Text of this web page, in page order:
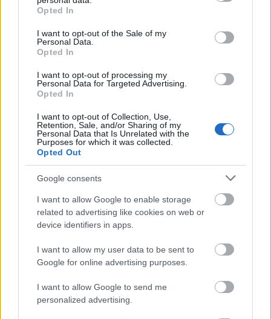
grant or deny consent to Google and its third-party tags to
use your data for below specified purposes in below Google
consent section.
Opted In
I want to opt-out of the Sale of my
Personal Data.
Opted In
I want to opt-out of processing my
Personal Data for Targeted Advertising.
Opted In
I want to opt-out of Collection, Use,
Retention, Sale, and/or Sharing of my
Personal Data that Is Unrelated with the
Purposes for which it was collected.
Opted Out
Google consents
I want to allow Google to enable storage
related to advertising like cookies on web or
device identifiers in apps.
I want to allow my user data to be sent to
Google for online advertising purposes.
I want to allow Google to send me
personalized advertising.
Szinténnovember 24-én, vasárnap lesz látható a Via
Negativa és a Szlovén Nemzeti Színház
koprodukciója, a
show. A temesvári Csiky Gergely Állami Magyar
Színház a filmesként ismertHajdu Szabolcs
rendezésében hétfőn mutatja be a
előadást, amelyet két Via Negativás darab,
helyes útonkövet.
November 26-ánkedden a világhírű táncos-
koreográfus,Nagy József
magyarkanizsai Jel Színház előadásában Tolnai Ottó
Wilhelm-dalokcímű előadását mutatják be, még
aznap láthatják a Szabadkára látogatók az Aradi
Kamaraszínház és a szegedi Hetek Csoportja
együttműködésének eredményét, aRudolf Hess
tízparancsolatacímű előadást.